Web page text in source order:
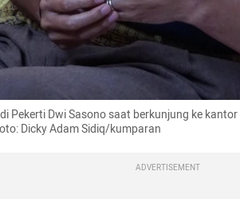
Pekerti Dwi Sasono saat berkunjung ke
Dicky Adam Sidiq/kumparan
ADVERTISEMENT